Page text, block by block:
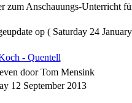
zum Anschauungs-Unterricht
op ( Saturday 24
- Quentell
door Tom Mensink
12 September 2013